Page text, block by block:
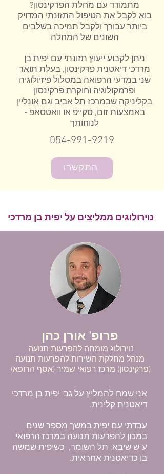
מתמודד עם מחלת הפרקינסון?
בוא לקבל את הטיפול התזונתי המדויק
ביותר עבורך ולקבל תמיכה בשלבים
השונים של המחלה
ניתן לקבוע ייעוץ תזונתי עם יפית בן
מרדכי דיאטנית פרקינסון, בעלת תואר
שני במדעי הרפואה במסלול פיזיולוגיה
ופרמקולוגיה וחוקרת פרקינסון
בקליניקה שבמרכז תל אביב וגם אונליין
באמצעות זום, סקייפ או וואטסאפ -
לנוחותך
054-991-9219
התקשרו
נוירולוגים ממליצים על יפית בן מרדכי
פרופ' אורן כהן
נוירולוג מומחה להפרעות תנועה
מנהל מחלקת השירות להפרעות תנועה
(פרקינסון​) מרכז רפואי שמיר (אסף הרופא)
אני שמח להמליץ על גב' יפית בן מרדכי
דיאטנית קלינית.
עבדתי עם יפית במשך מספר שנים
במכון להפרעות תנועה במרכז הרפואי
ע"ש שיבא, תל השומר, כשיפית שמשה
בו כדיאטנית אחראית.